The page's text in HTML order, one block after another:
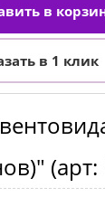
(арт: